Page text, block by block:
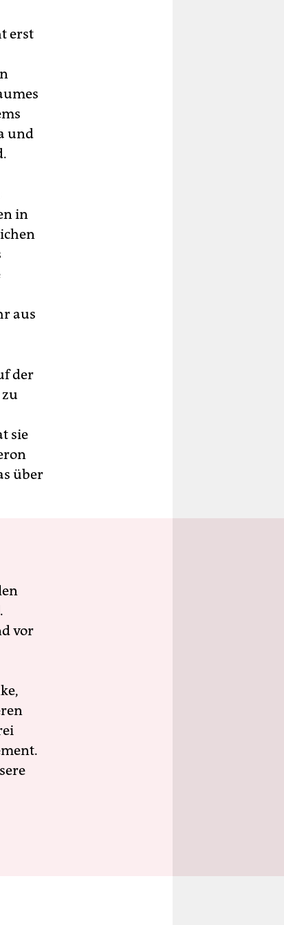
erst
und
in
aus
der
sie
über
vor